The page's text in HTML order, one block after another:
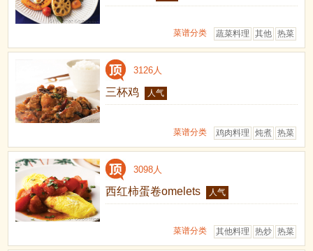
热菜
其他
蔬菜料理
菜谱分类
3126人
三杯鸡 人气
热菜
炖煮
鸡肉料理
菜谱分类
3098人
西红柿蛋卷omelets 人气
热菜
热炒
其他料理
菜谱分类